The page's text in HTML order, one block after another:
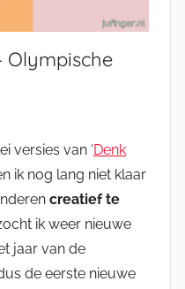
Olympische
versies van ‘Denk
ik nog lang niet klaar
creatief te
ik weer nieuwe
jaar van de
de eerste nieuwe